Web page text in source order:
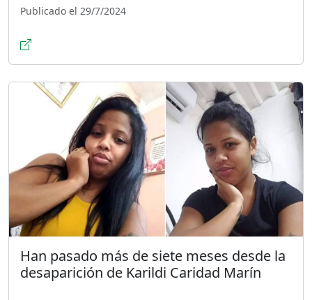
Publicado el 29/7/2024
Han pasado más de siete meses desde la
desaparición de Karildi Caridad Marín